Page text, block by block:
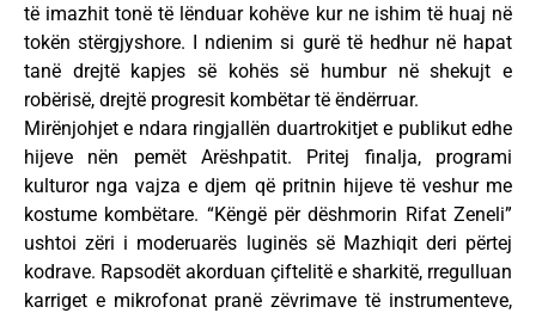
të imazhit tonë të lënduar kohëve kur ne ishim të huaj në
tokën stërgjyshore. I ndienim si gurë të hedhur në hapat
tanë drejtë kapjes së kohës së humbur në shekujt e
robërisë, drejtë progresit kombëtar të ëndërruar.
Mirënjohjet e ndara ringjallën duartrokitjet e publikut edhe
hijeve nën pemët Arëshpatit. Pritej finalja, programi
kulturor nga vajza e djem që pritnin hijeve të veshur me
kostume kombëtare. “Këngë për dëshmorin Rifat Zeneli”
ushtoi zëri i moderuarës luginës së Mazhiqit deri përtej
kodrave. Rapsodët akorduan çiftelitë e sharkitë, rregulluan
karriget e mikrofonat pranë zëvrimave të instrumenteve,